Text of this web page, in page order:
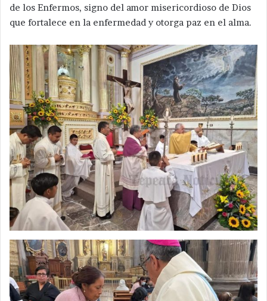
de los Enfermos, signo del amor misericordioso de Dios
que fortalece en la enfermedad y otorga paz en el alma.